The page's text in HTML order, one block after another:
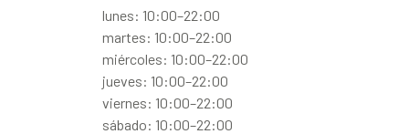
lunes: 10:00–22:00
martes: 10:00–22:00
miércoles: 10:00–22:00
jueves: 10:00–22:00
viernes: 10:00–22:00
sábado: 10:00–22:00